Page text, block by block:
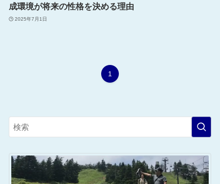
成環境が将来の性格を決める理由
2025年7月1日
1